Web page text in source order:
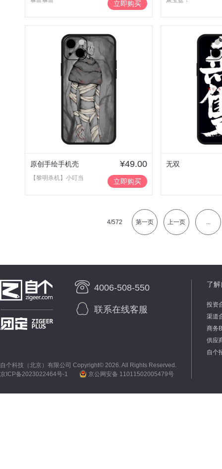
立即购买
原创手绘手机壳 ¥49.00
【黎明杀机】小叮当 立即购买
无双
4/572 第一页 上一页 ...
4006-508-550
联系在线客服
自个科技（北京）有限公司 Copyright© 2026. All Rights Reserved.
京ICP备2023022464号-1
京公网安备 11011502005479号
了
投资
渠道
商务
供应
自个